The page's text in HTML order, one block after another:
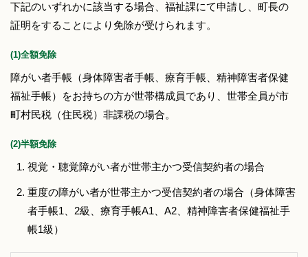
下記のいずれかに該当する場合、福祉課にて申請し、町長の
証明をすることにより免除が受けられます。
(1)全額免除
障がい者手帳（身体障害者手帳、療育手帳、精神障害者保健
福祉手帳）をお持ちの方が世帯構成員であり、世帯全員が市
町村民税（住民税）非課税の場合。
(2)半額免除
視覚・聴覚障がい者が世帯主かつ受信契約者の場合
重度の障がい者が世帯主かつ受信契約者の場合（身体障害
者手帳1、2級、療育手帳A1、A2、精神障害者保健福祉手
帳1級）